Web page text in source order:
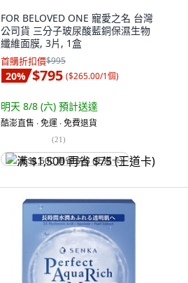
FOR BELOVED ONE 寵愛之名 台灣
公司貨 三分子玻尿酸藍銅保濕生物
纖維面膜, 3片, 1盒
首購折扣價$995
20% $795 ($265.00/1個)
明天 8/8 (六) 預計送達
酷澎直售 ∙ 免運 ∙ 免費退貨
(21)
满 $1,500 再省 $75 (王道卡)